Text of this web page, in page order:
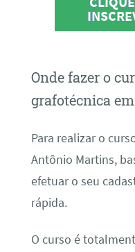
Onde fazer o
grafotécnica
Para realizar o
Antônio Martins,
efetuar o seu
rápida.
O curso é